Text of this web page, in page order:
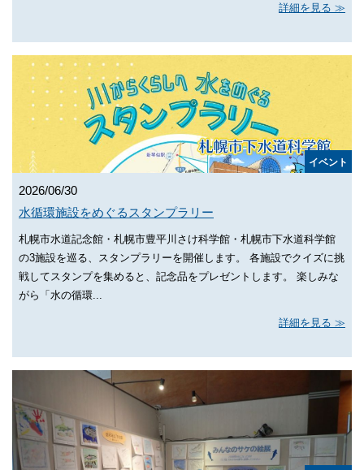
詳細を見る
イベント
2026/06/30
水循環施設をめぐるスタンプラリー
札幌市水道記念館・札幌市豊平川さけ科学館・札幌市下水道科学館
の3施設を巡る、スタンプラリーを開催します。 各施設でクイズに挑
戦してスタンプを集めると、記念品をプレゼントします。 楽しみな
がら「水の循環...
詳細を見る